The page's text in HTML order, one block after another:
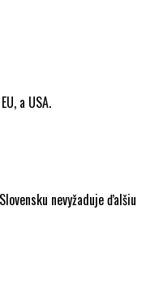
a USA.
nevyžaduje ďalšiu